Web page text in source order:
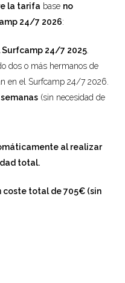
la tarifa base no
24/7 2026:
24/7 2025.
dos o más hermanos de
en el Surfcamp 24/7 2026.
(sin necesidad de
al realizar
total.
coste total de 705€ (sin